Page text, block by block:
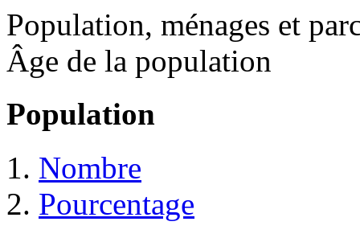
Population, ménages et
Âge de la population
Population
Nombre
Pourcentage